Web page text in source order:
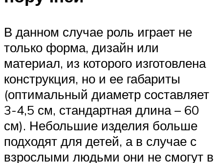
В данном случае роль играет не
только форма, дизайн или
материал, из которого изготовлена
конструкция, но и ее габариты
(оптимальный диаметр составляет
3-4,5 см, стандартная длина – 60
см). Небольшие изделия больше
подходят для детей, а в случае с
взрослыми людьми они не смогут в